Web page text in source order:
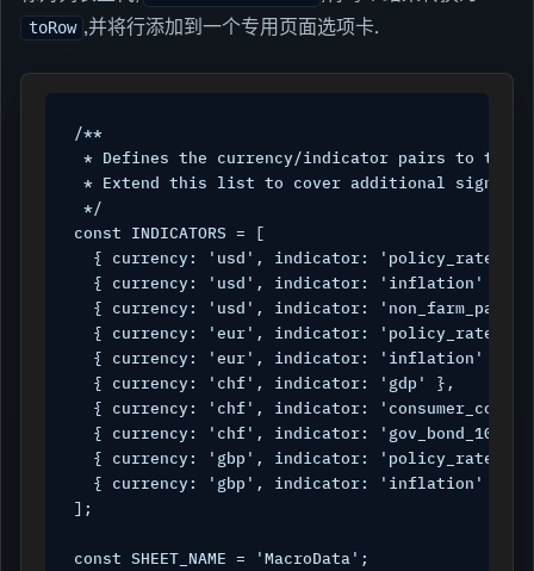
toRow ,并将行添加到一个专用页面选项卡.
/**
* Defines the currency/indicator pairs to
* Extend this list to cover additional signals
*/
const INDICATORS = [
  { currency: 'usd', indicator: 'policy_rate' },
  { currency: 'usd', indicator: 'inflation' },
{ currency: 'usd', indicator:
  { currency: 'eur', indicator: 'policy_rate' },
  { currency: 'eur', indicator: 'inflation' },
  { currency: 'chf', indicator: 'gdp' },
{ currency: 'chf', indicator:
{ currency: 'chf', indicator: 'gov_bond_10y'
  { currency: 'gbp', indicator: 'policy_rate' },
  { currency: 'gbp', indicator: 'inflation' },
];
const SHEET_NAME = 'MacroData';